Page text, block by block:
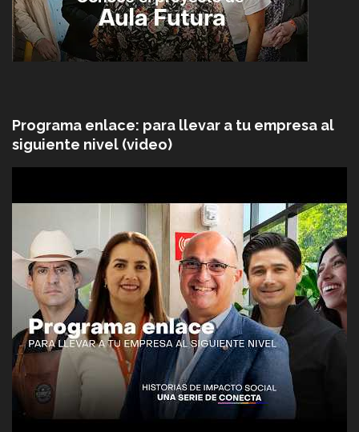
Programa enlace: para llevar a tu empresa al
siguiente nivel (video)